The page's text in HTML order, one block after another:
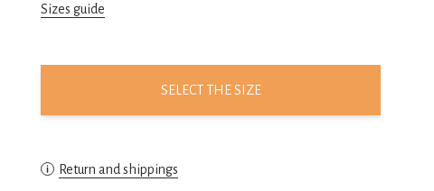
Sizes guide
SELECT THE SIZE
Return and shippings